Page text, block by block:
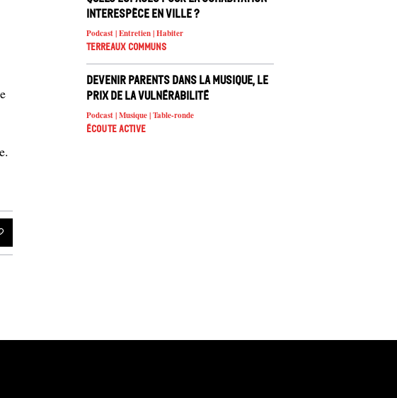
interespèce en ville ?
Podcast | Entretien | Habiter
Terreaux Communs
Devenir parents dans la musique, le
prix de la vulnérabilité
Podcast | Musique | Table-ronde
Écoute active